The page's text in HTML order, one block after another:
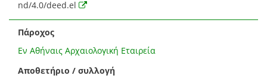
nd/4.0/deed.el
Πάροχος
Εν Αθήναις Αρχαιολογική Εταιρεία
Αποθετήριο / συλλογή